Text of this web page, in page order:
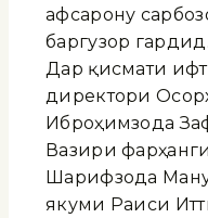
афсарону
баргузор гардид.
Дар қисмати
директори
Иброҳимзода
Вазири
Шарифзода
якуми Раиси